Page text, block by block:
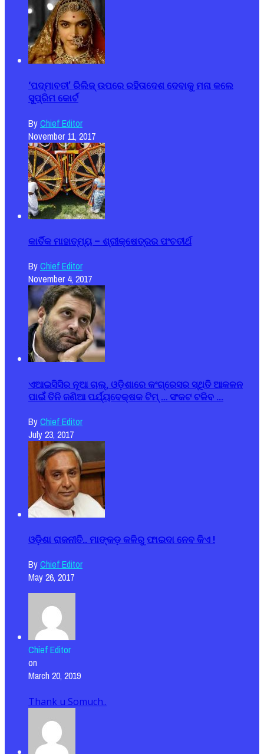
‘ପଦ୍ମାବତୀ’ ରିଲିଜ୍ ଉପରେ ରହିତାଦେଶ ଦେବାକୁ ମନା କଲେ
ସୁପ୍ରିମ କୋର୍ଟ
ByChief Editor
November 11, 2017
କାର୍ତିକ ମାହାତ୍ମ୍ୟ – ଶ୍ରୀକ୍ଷେତ୍ରର ପଂଚତୀର୍ଥ
ByChief Editor
November 4, 2017
ଏଆଇସିସିର ନୂଆ ଚାଲ୍, ଓଡ଼ିଶାରେ କଂଗ୍ରେସର ସ୍ଥିତି ଆକଳନ
ପାଇଁ ତିନି ଜଣିଆ ପର୍ଯ୍ୟବେକ୍ଷକ ଟିମ୍ … ସଂକଟ ଟଳିବ ...
ByChief Editor
July 23, 2017
ଓଡ଼ିଶା ରାଜନୀତି.. ମାଙ୍କଡ଼ କଳିରୁ ଫାଇଦା ନେବ କିଏ !
ByChief Editor
May 26, 2017
Chief Editor
on
March 20, 2019
Thank u Somuch..